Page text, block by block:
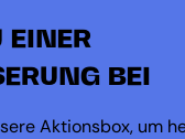
EINER
BEI
Aktionsbox, um